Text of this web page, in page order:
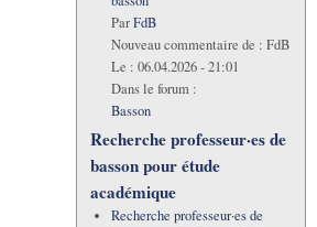
ParFdB
Nouveau commentaire de : FdB
Le : 06.04.2026 - 21:01
Dans le forum :
Basson
Recherche professeur·es de
basson pour étude
académique
Recherche professeur·es de